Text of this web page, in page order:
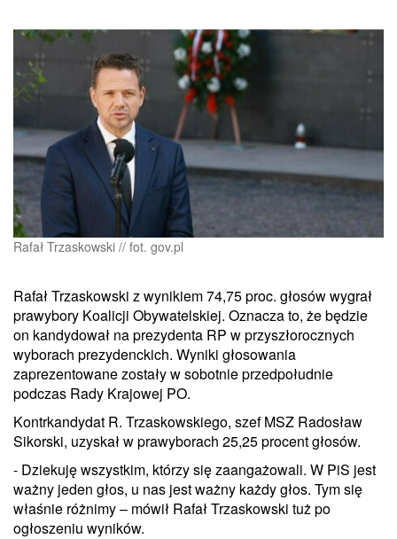
Rafał Trzaskowski // fot. gov.pl
Rafał Trzaskowski z wynikiem 74,75 proc. głosów wygrał
prawybory Koalicji Obywatelskiej. Oznacza to, że będzie
on kandydował na prezydenta RP w przyszłorocznych
wyborach prezydenckich. Wyniki głosowania
zaprezentowane zostały w sobotnie przedpołudnie
podczas Rady Krajowej PO.
Kontrkandydat R. Trzaskowskiego, szef MSZ Radosław
Sikorski, uzyskał w prawyborach 25,25 procent głosów.
- Dziekuję wszystkim, którzy się zaangażowali. W PiS jest
ważny jeden głos, u nas jest ważny każdy głos. Tym się
właśnie różnimy – mówił Rafał Trzaskowski tuż po
ogłoszeniu wyników.